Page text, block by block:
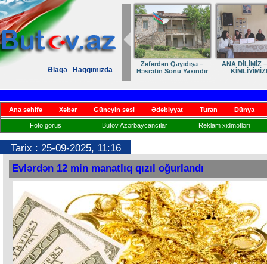
Əlaqə Haqqımızda
Zəfərdən Qayıdışa –
Həsrətin Sonu Yaxındır
ANA DİLİMİZ
Ana səhifə Xəbər Güneyin səsi Ədəbiyyat Turan Dünya
Foto görüş Bütöv Azərbaycançılar Reklam xidmətləri
Tarix : 25-09-2025, 11:16
Evlərdən 12 min manatlıq qızıl oğurlandı